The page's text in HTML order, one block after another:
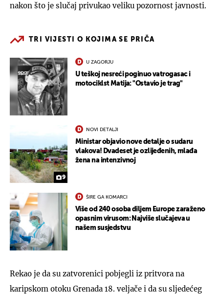
nakon što je slučaj privukao veliku pozornost javnosti.
TRI VIJESTI O KOJIMA SE PRIČA
U ZAGORJU
U teškoj nesreći poginuo vatrogasac i
motociklst Matija: "Ostavio je trag"
9
NOVI DETALJI
Ministar objavio nove detalje o sudaru
vlakova! Dvadeset je ozlijeđenih, mlađa
žena na intenzivnoj
ŠIRE GA KOMARCI
Više od 240 osoba diljem Europe zaraženo
opasnim virusom: Najviše slučajeva u
našem susjedstvu
Rekao je da su zatvorenici pobjegli iz pritvora na
karipskom otoku Grenada 18. veljače i da su sljedećeg